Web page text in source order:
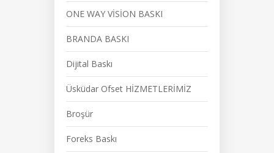
ONE WAY VİSİON BASKI
BRANDA BASKI
Dijital Baskı
Üsküdar Ofset HİZMETLERİMİZ
Broşür
Foreks Baskı